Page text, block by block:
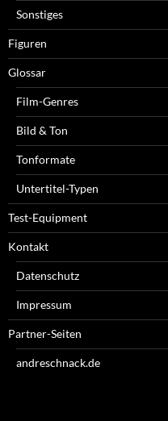
Sonstiges
Figuren
Glossar
Film-Genres
Bild & Ton
Tonformate
Untertitel-Typen
Test-Equipment
Kontakt
Datenschutz
Impressum
Partner-Seiten
andreschnack.de